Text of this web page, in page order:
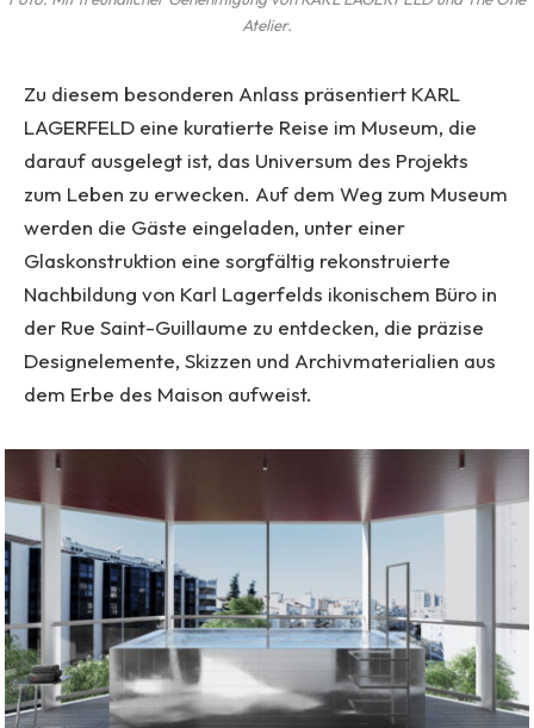
Atelier.
Zu diesem besonderen Anlass präsentiert KARL
LAGERFELD eine kuratierte Reise im Museum, die
darauf ausgelegt ist, das Universum des Projekts
zum Leben zu erwecken. Auf dem Weg zum Museum
werden die Gäste eingeladen, unter einer
Glaskonstruktion eine sorgfältig rekonstruierte
Nachbildung von Karl Lagerfelds ikonischem Büro in
der Rue Saint-Guillaume zu entdecken, die präzise
Designelemente, Skizzen und Archivmaterialien aus
dem Erbe des Maison aufweist.